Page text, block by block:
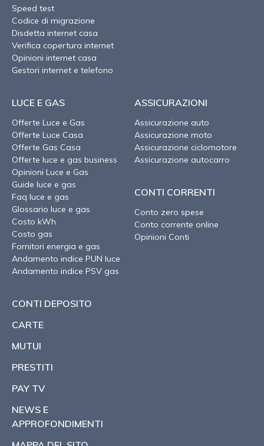
Speed test
Codice di migrazione
Disdetta internet casa
Verifica copertura internet
Opinioni internet casa
Gestori internet e telefono
LUCE E GAS
Offerte Luce e Gas
Offerte Luce Casa
Offerte Gas Casa
Offerte luce e gas business
Opinioni Luce e Gas
Guide luce e gas
Faq luce e gas
Glossario luce e gas
Costo kWh
Costo gas
Fornitori energia e gas
Andamento indice PUN luce
Andamento indice PSV gas
ASSICURAZIONI
Assicurazione auto
Assicurazione moto
Assicurazione ciclomotore
Assicurazione autocarro
CONTI CORRENTI
Conto zero spese
Conto corrente online
Opinioni Conti
CONTI DEPOSITO
CARTE
MUTUI
PRESTITI
PAY TV
NEWS E
APPROFONDIMENTI